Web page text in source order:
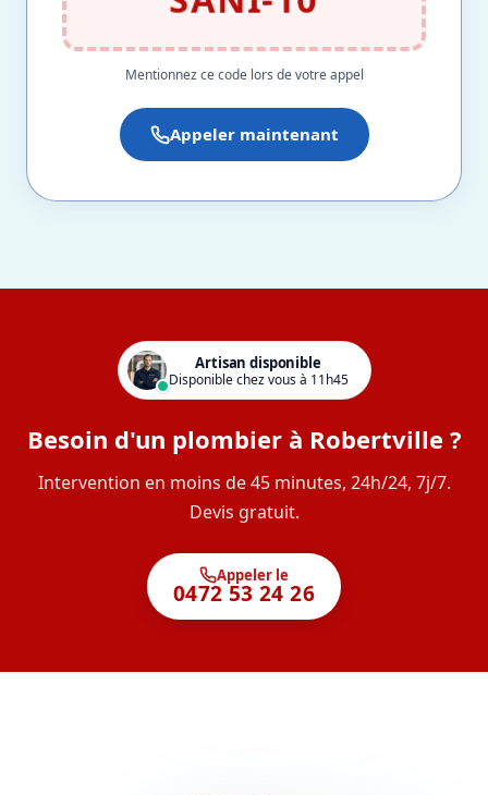
Mentionnez ce code lors de votre appel
Appeler maintenant
Artisan disponible
Disponible chez vous à 11h45
Besoin d'un plombier à Robertville ?
Intervention en moins de 45 minutes, 24h/24, 7j/7.
Devis gratuit.
Appeler le
0472 53 24 26